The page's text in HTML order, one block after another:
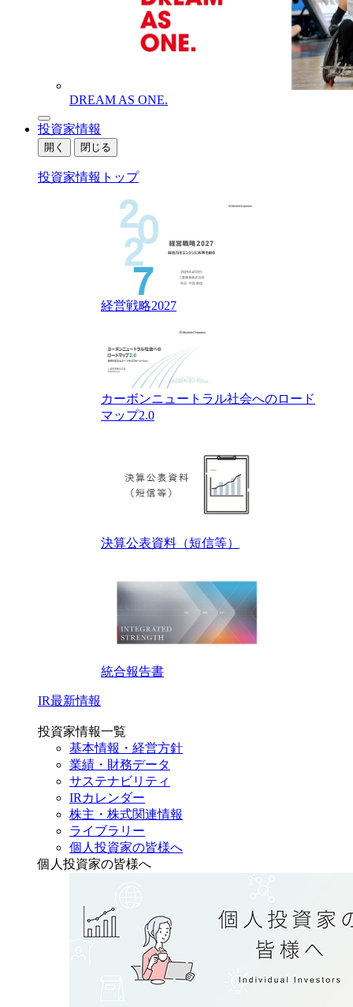
DREAM AS ONE.
投資家情報
開く 閉じる
投資家情報トップ
経営戦略2027
カーボンニュートラル社会へのロード
マップ2.0
決算公表資料（短信等）
統合報告書
IR最新情報
投資家情報一覧
基本情報・経営方針
業績・財務データ
サステナビリティ
IRカレンダー
株主・株式関連情報
ライブラリー
個人投資家の皆様へ
個人投資家の皆様へ